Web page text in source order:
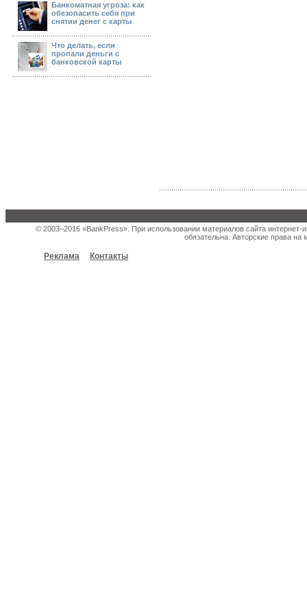
Банкоматная угроза: как
обезопасить себя при
снятии денег с карты
Что делать, если
пропали деньги с
банковской карты
© 2003–2016 «BankPress». При использовании материалов сайта
обязательна. Авторские права
Реклама Контакты